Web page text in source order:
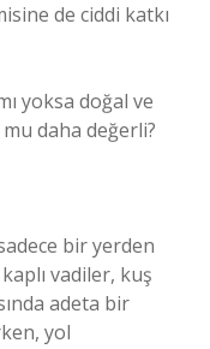
de ciddi katkı
yoksa doğal ve
daha değerli?
bir yerden
vadiler, kuş
adeta bir
yol